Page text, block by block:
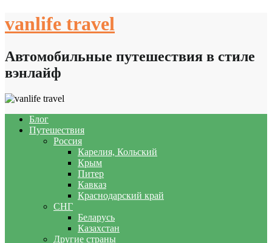
to
vanlife travel
Автомобильные путешествия в стиле
вэнлайф
Блог
Путешествия
Россия
Карелия, Кольский
Крым
Питер
Кавказ
Краснодарский край
СНГ
Беларусь
Казахстан
Другие страны